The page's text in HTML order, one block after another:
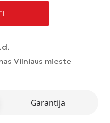
Vilniaus mieste
Garantija